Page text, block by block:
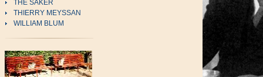
THE SAKER
THIERRY MEYSSAN
WILLIAM BLUM